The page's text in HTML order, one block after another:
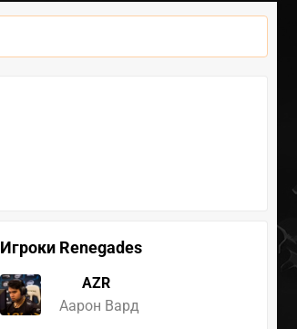
Игроки Renegades
AZR
Аарон Вард